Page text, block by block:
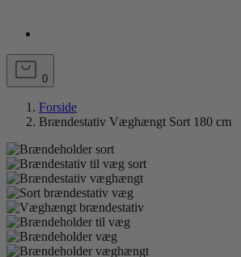
0
Forside
Brændestativ Væghængt Sort 180 cm